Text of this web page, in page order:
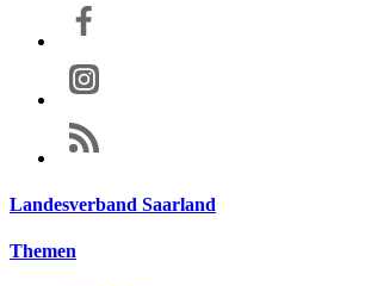
Landesverband Saarland
Themen